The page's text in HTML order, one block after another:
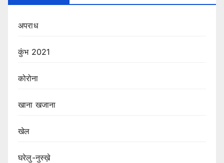
अपराध
कुंभ 2021
कोरोना
खाना खजाना
खेल
घरेलु-नुस्ख़े